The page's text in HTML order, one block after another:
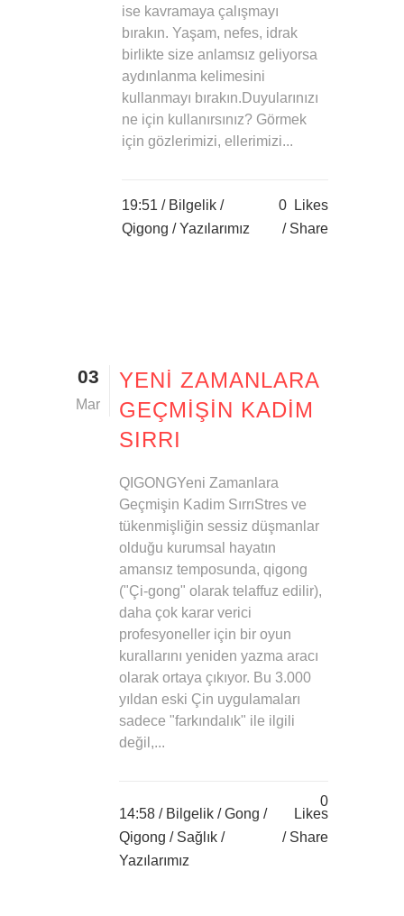
ise kavramaya çalışmayı
bırakın. Yaşam, nefes, idrak
birlikte size anlamsız geliyorsa
aydınlanma kelimesini
kullanmayı bırakın.Duyularınızı
ne için kullanırsınız? Görmek
için gözlerimizi, ellerimizi...
19:51 / Bilgelik /
Qigong /Yazılarımız
0
Likes
Share
03
Mar
YENI ZAMANLARA
GEÇMIŞIN KADIM
SIRRI
QIGONGYeni Zamanlara
Geçmişin Kadim SırrıStres ve
tükenmişliğin sessiz düşmanlar
olduğu kurumsal hayatın
amansız temposunda, qigong
("Çi-gong" olarak telaffuz edilir),
daha çok karar verici
profesyoneller için bir oyun
kurallarını yeniden yazma aracı
olarak ortaya çıkıyor. Bu 3.000
yıldan eski Çin uygulamaları
sadece "farkındalık" ile ilgili
değil,...
14:58 / Bilgelik /Gong /
Qigong / Sağlık /
Yazılarımız
0
Likes
Share